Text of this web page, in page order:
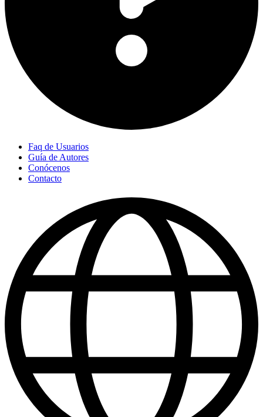
Faq de Usuarios
Guía de Autores
Conócenos
Contacto